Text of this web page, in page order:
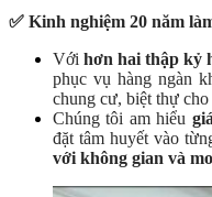
✅ Kinh nghiệm 20 năm
Với hơn hai thập kỷ
phục vụ hàng ngàn
chung cư, biệt thự
Chúng tôi am hiểu
đặt tâm huyết vào
với không gian và